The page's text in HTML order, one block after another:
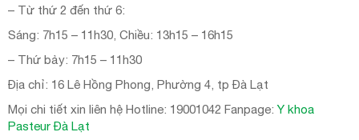
– Từ thứ 2 đến thứ 6:
Sáng: 7h15 – 11h30, Chiều: 13h15 – 16h15
– Thứ bảy: 7h15 – 11h30
Địa chỉ: 16 Lê Hồng Phong, Phường 4, tp Đà Lạt
Mọi chi tiết xin liên hệ Hotline: 19001042 Fanpage:Y khoa
Pasteur Đà Lạt